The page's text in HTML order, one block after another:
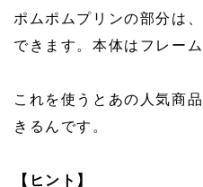
ポムポムプリンの部分は
できます。本体はフレー
これを使うとあの人気商
きるんです。
【ヒント】